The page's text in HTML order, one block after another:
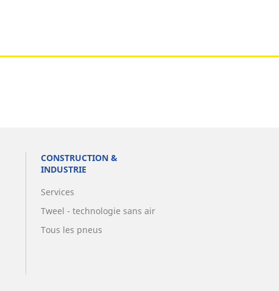
CONSTRUCTION &
INDUSTRIE
Services
Tweel - technologie sans air
Tous les pneus